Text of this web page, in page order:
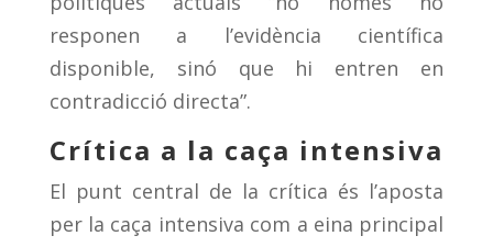
responen a l’evidència científica
disponible, sinó que hi entren en
contradicció directa”.
Crítica a la caça intensiva
El punt central de la crítica és l’aposta
per la caça intensiva com a eina principal